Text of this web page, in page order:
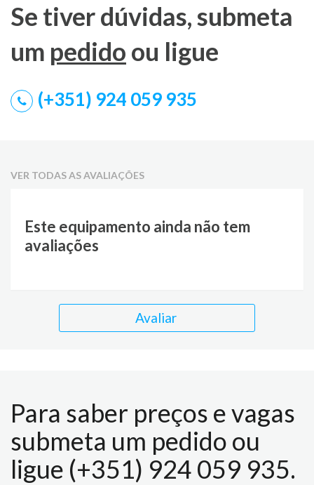
Se tiver dúvidas, submeta
um pedido ou ligue
(+351) 924 059 935
VER TODAS AS AVALIAÇÕES
Este equipamento ainda não tem
avaliações
Avaliar
Para saber preços e vagas
submeta um pedido ou
ligue (+351) 924 059 935.